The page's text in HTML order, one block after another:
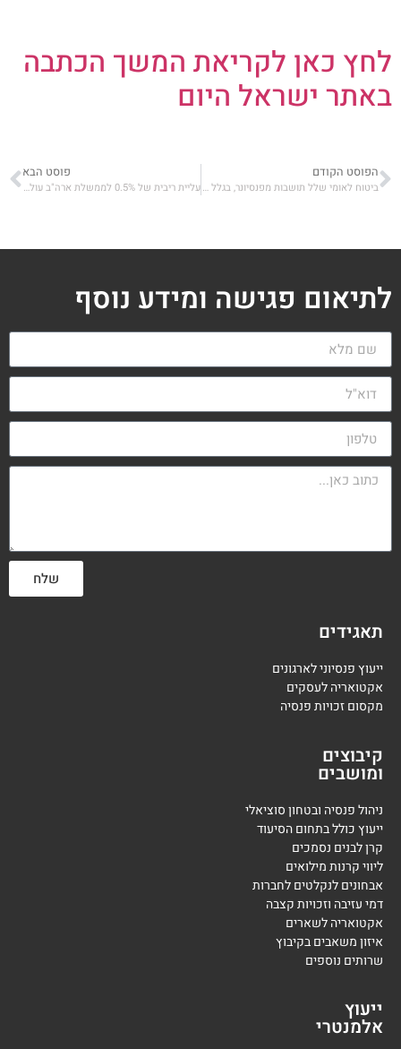
לחץ כאן לקריאת המשך הכתבה
באתר ישראל היום
הפוסט הקודם
ביטוח לאומי שלל תושבות מפנסיונר, בגלל זוגיות בהונגריה
פוסט הבא
עליית ריבית של 0.5% לממשלת ארה"ב עולה הרבה יותר לפנסיונר ממוצע
לתיאום פגישה ומידע נוסף
שלח
תאגידים
ייעוץ פנסיוני לארגונים
אקטואריה לעסקים
מקסום זכויות פנסיה
קיבוצים
ומושבים
ניהול פנסיה ובטחון סוציאלי
ייעוץ כולל בתחום הסיעוד
קרן לבנים נסמכים
ליווי קרנות מילואים
אבחונים לנקלטים לחברות
דמי עזיבה וזכויות קצבה
אקטואריה לשארים
איזון משאבים בקיבוץ
שרותים נוספים
ייעוץ
אלמנטרי